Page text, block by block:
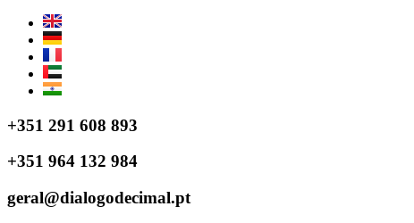
Pular
para
conteúdo
+351 291 608 893
+351 964 132 984
geral@dialogodecimal.pt